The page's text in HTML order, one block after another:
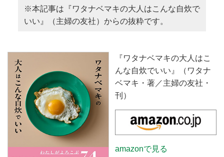
※本記事は『ワタナベマキの大人はこんな自炊で
いい』（主婦の友社）からの抜粋です。
『ワタナベマキの大人はこ
んな自炊でいい』（ワタナ
ベマキ・著／主婦の友社・
刊）
amazonで見る